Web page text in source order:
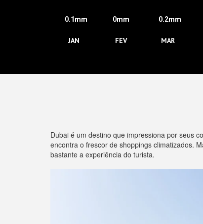
0.1mm
JAN
0mm
FEV
0.2mm
MAR
Dubai é um destino que impressiona por seus
encontra o frescor de shoppings climatizados.
bastante a experiência do turista.